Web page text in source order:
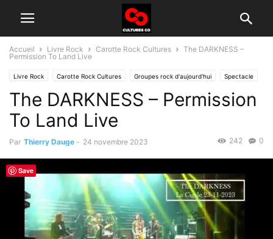
Accueil Livre Rock Carotte Rock Cultures
The DARKNESS –
Permission To Land Live
Livre Rock Carotte Rock Cultures Groupes rock d'aujourd'hui Spectacle
The DARKNESS – Permission
To Land Live
Par Thierry Dauge - 24 novembre 2023 0
242
Save